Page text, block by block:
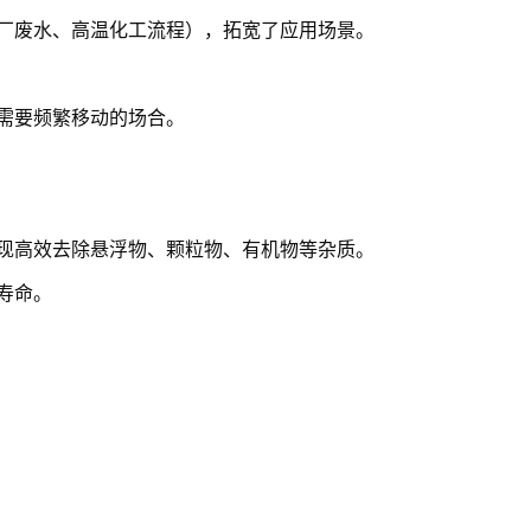
水、高温化工流程），拓宽了应用场景。
频繁移动的场合。
效去除悬浮物、颗粒物、有机物等杂质。
。